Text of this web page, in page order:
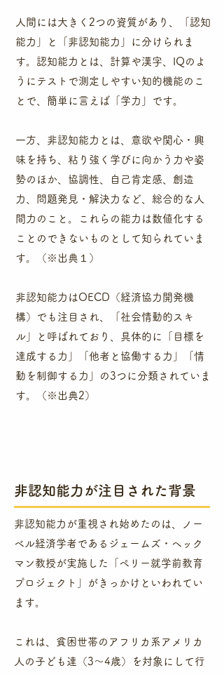
人間には大きく2つの資質があり、「認知
能力」と「非認知能力」に分けられま
す。認知能力とは、計算や漢字、IQのよ
うにテストで測定しやすい知的機能のこ
とで、簡単に言えば「学力」です。
一方、非認知能力とは、意欲や関心・興
味を持ち、粘り強く学びに向かう力や姿
勢のほか、協調性、自己肯定感、創造
力、問題発見・解決力など、総合的な人
間力のこと。これらの能力は数値化する
ことのできないものとして知られていま
す。（※出典１）
​非認知能力はOECD（経済協力開発機
構）でも注目され、「社会情動的スキ
ル」と呼ばれており、具体的に「目標を
達成する力」「他者と協働する力」「情
動を制御する力」の3つに分類されていま
す。（※出典2）
​非認知能力が注目された背景​
​非認知能力が重視され始めたのは、ノー
ベル経済学者であるジェームズ・ヘック
マン教授が実施した「ペリー就学前教育
プロジェクト」がきっかけといわれてい
ます。
これは、貧困世帯のアフリカ系アメリカ
人の子ども達（3～4歳）を対象にして行